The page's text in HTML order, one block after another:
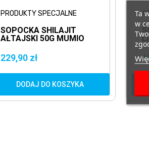
PRODUKTY SPECJALNE
SOPOCKA SHILAJIT
AŁTAJSKI 50G MUMIO
229,90 zł
DODAJ DO KOSZYKA
Ta
w